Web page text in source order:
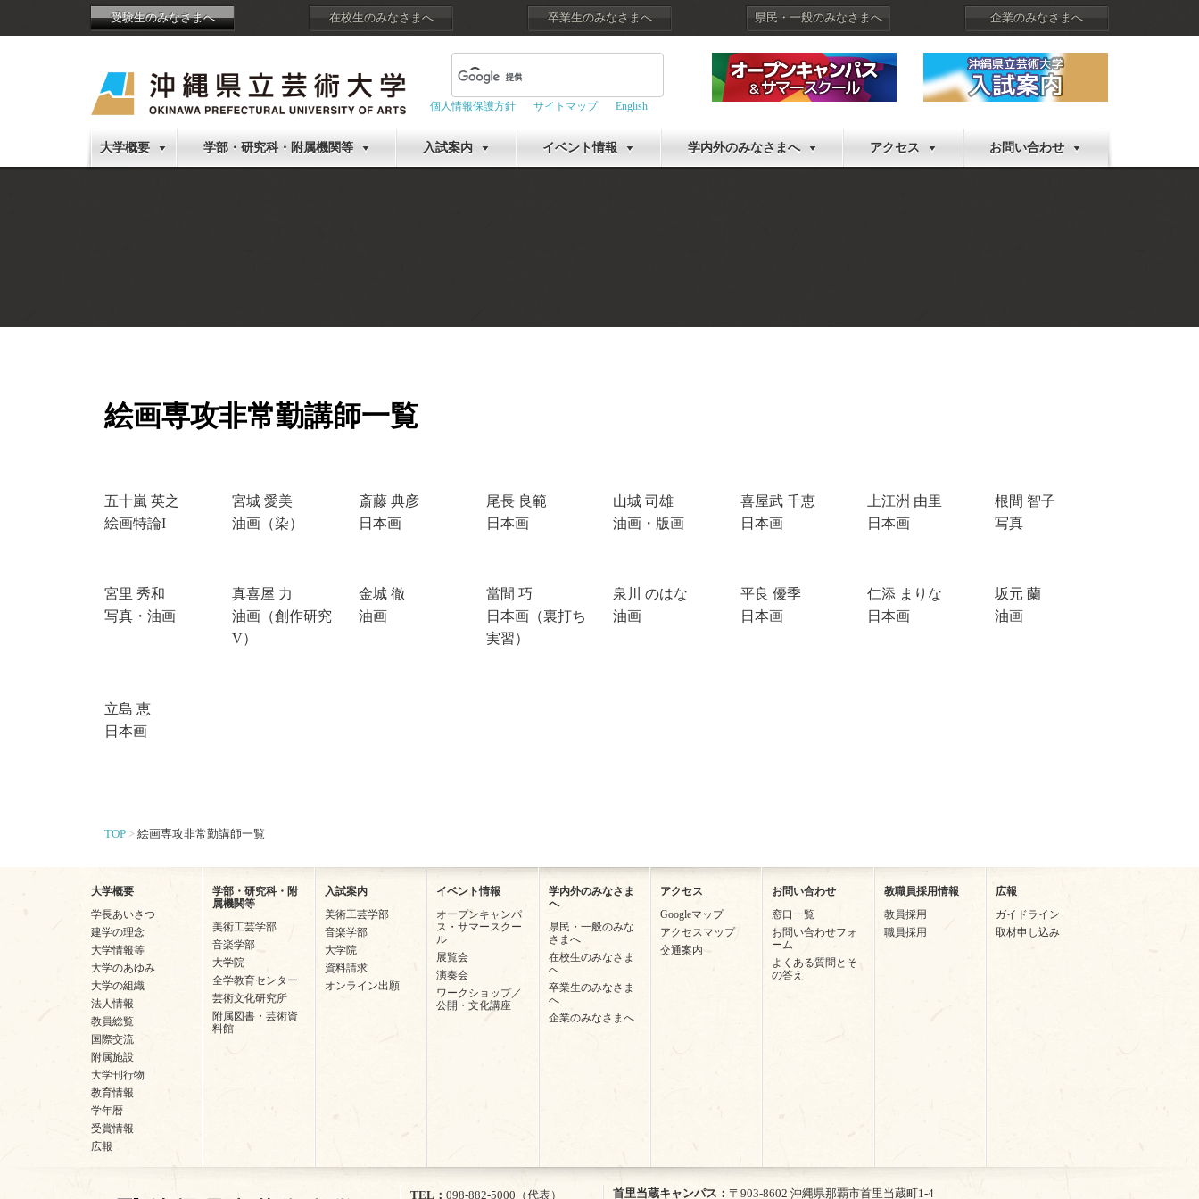
受験生のみなさまへ 在校生のみなさまへ 卒業生のみなさまへ 県民・一般のみなさまへ 企業のみなさまへ
個人情報保護方針 サイトマップ English
大学概要 学部・研究科・附属機関等 入試案内 イベント情報 学内外のみなさまへ アクセス お問い合わせ
絵画専攻非常勤講師一覧
五十嵐 英之
絵画特論I
宮城 愛美
油画（染）
斎藤 典彦
日本画
尾長 良範
日本画
山城 司雄
油画・版画
喜屋武 千恵
日本画
上江洲 由里
日本画
根間 智子
写真
宮里 秀和
写真・油画
真喜屋 力
油画（創作研究
V）
金城 徹
油画
當間 巧
日本画（裏打ち
実習）
泉川 のはな
油画
平良 優季
日本画
仁添 まりな
日本画
坂元 蘭
油画
立島 恵
日本画
TOP 絵画専攻非常勤講師一覧
大学概要
学長あいさつ
建学の理念
大学情報等
大学のあゆみ
大学の組織
法人情報
教員総覧
国際交流
附属施設
大学刊行物
教育情報
学年暦
受賞情報
広報
学部・研究科・附
属機関等
美術工芸学部
音楽学部
大学院
全学教育センター
芸術文化研究所
附属図書・芸術資
料館
入試案内
美術工芸学部
音楽学部
大学院
資料請求
オンライン出願
イベント情報
オープンキャンパ
ス・サマースクー
ル
展覧会
演奏会
ワークショップ／
公開・文化講座
学内外のみなさま
へ
県民・一般のみな
さまへ
在校生のみなさま
へ
卒業生のみなさま
へ
企業のみなさまへ
アクセス
Googleマップ
アクセスマップ
交通案内
お問い合わせ
窓口一覧
お問い合わせフォ
ーム
よくある質問とそ
の答え
教職員採用情報
教員採用
職員採用
広報
ガイドライン
取材申し込み
TEL 098-882-5000（代表） 首里当蔵キャンパス 〒903-8602 沖縄県那覇市首里当蔵町1-4